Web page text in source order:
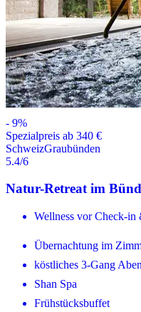
- 9%
Spezialpreis ab 340 €
SchweizGraubünden
5.4/6
Natur-Retreat im
Wellness vor Check-
Übernachtung im
köstliches 3-Gang
Shan Spa
Frühstücksbuffet